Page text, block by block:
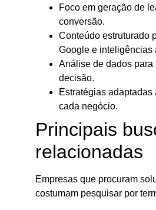
Foco em geração de
conversão.
Conteúdo estruturado
Google e inteligências
Análise de dados para
decisão.
Estratégias
cada negócio.
Principais
relacionadas
Empresas que procuram
costumam pesquisar por